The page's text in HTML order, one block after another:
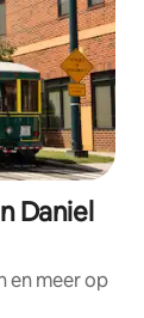
Daniel
en meer op